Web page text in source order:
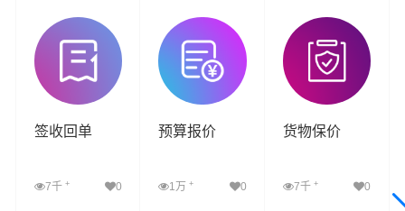
签收回单
7千 + 0
预算报价
1万+ 0
货物保价
7千 + 0